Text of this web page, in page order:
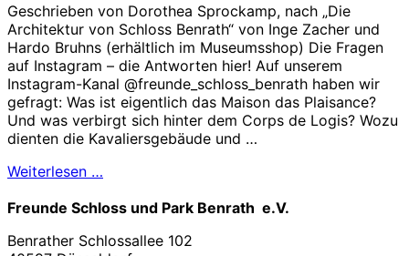
Geschrieben von Dorothea Sprockamp, nach „Die
Architektur von Schloss Benrath“ von Inge Zacher und
Hardo Bruhns (erhältlich im Museumsshop) Die Fragen
auf Instagram – die Antworten hier! Auf unserem
Instagram-Kanal @freunde_schloss_benrath haben wir
gefragt: Was ist eigentlich das Maison das Plaisance?
Und was verbirgt sich hinter dem Corps de Logis? Wozu
dienten die Kavaliersgebäude und …
Weiterlesen …
Freunde Schloss und Park Benrath e.V.
Benrather Schlossallee 102